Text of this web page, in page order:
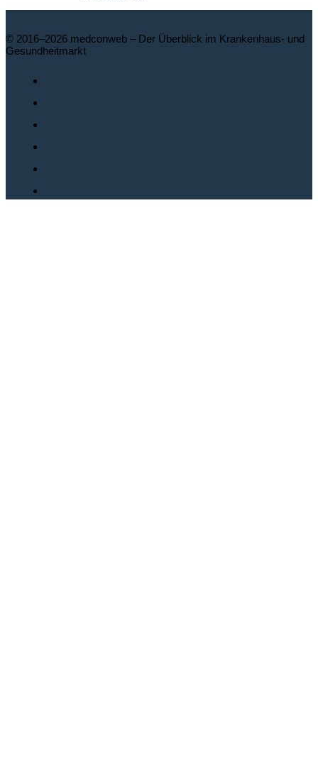
© 2016–2026 medconweb – Der Überblick im Krankenhaus- und
Gesundheitmarkt